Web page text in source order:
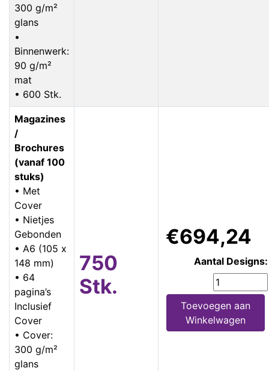
300 g/m²
glans
•
Binnenwerk:
90 g/m²
mat
• 600 Stk.
Magazines
/
Brochures
(vanaf 100
stuks)
• Met
Cover
• Nietjes
Gebonden
• A6 (105 x
148 mm)
• 64
pagina’s
Inclusief
Cover
• Cover:
300 g/m²
glans
750
Stk.
€694,24
Aantal Designs:
Toevoegen aan
Winkelwagen